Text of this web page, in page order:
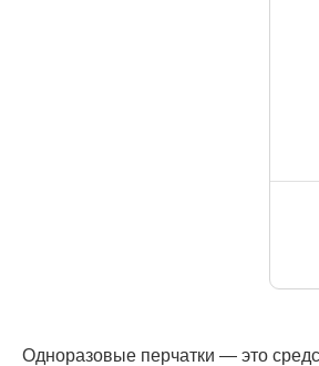
Одноразовые перчатки — это